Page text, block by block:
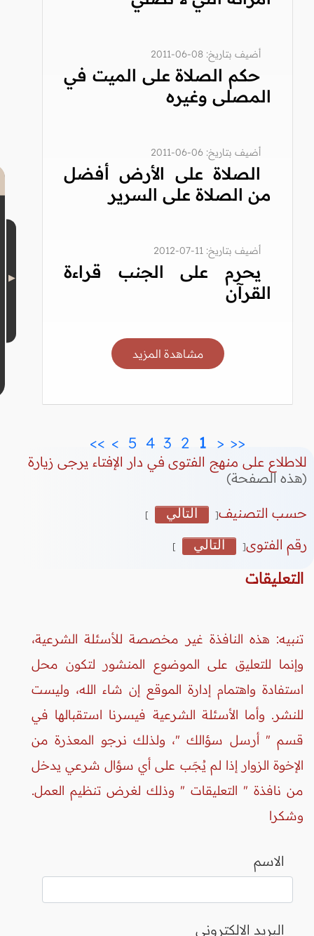
أضيف بتاريخ: 08-06-2011
حكم الصلاة على الميت في
المصلى وغيره
أضيف بتاريخ: 06-06-2011
الصلاة على الأرض أفضل
من الصلاة على السرير
أضيف بتاريخ: 11-07-2012
يحرم على الجنب قراءة
القرآن
مشاهدة المزيد
<<
<
4
>
>>
للاطلاع على منهج الفتوى في دار الإفتاء يرجى زيارة
(هذه الصفحة)
حسب التصنيف[ التالي ]
رقم الفتوى[ التالي ]
التعليقات
تنبيه: هذه النافذة غير مخصصة للأسئلة الشرعية،
وإنما للتعليق على الموضوع المنشور لتكون محل
استفادة واهتمام إدارة الموقع إن شاء الله، وليست
للنشر. وأما الأسئلة الشرعية فيسرنا استقبالها في
قسم " أرسل سؤالك "، ولذلك نرجو المعذرة من
الإخوة الزوار إذا لم يُجَب على أي سؤال شرعي يدخل
من نافذة " التعليقات " وذلك لغرض تنظيم العمل.
وشكرا
الاسم
البريد الالكتروني